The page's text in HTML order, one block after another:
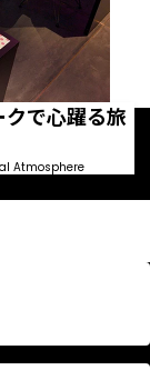
クで心躍る旅
Atmosphere